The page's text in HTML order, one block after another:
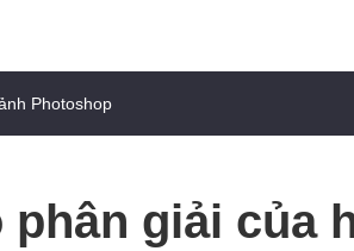
Photoshop
phân giải của